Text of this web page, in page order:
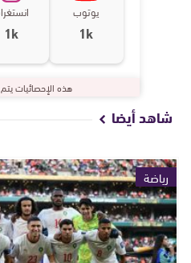
يوتوب
1k
1k
هذه الإحصائيات
شاهد أيضا
رياضة